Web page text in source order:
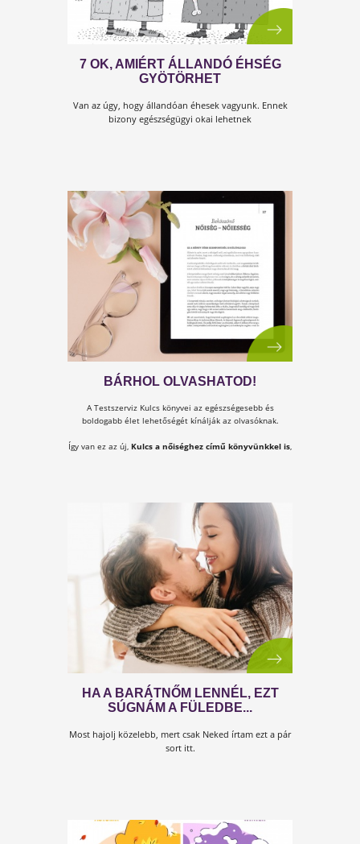
A MELLRÁKSZŰRÉS NEM
A rózsaszín szalag a mellrák megelőzés jelképévé
TESTSZERVIZ AKADÉMIAI
TANFOLYAM
Most elsajátíthatod a Testszerviz technológiát egy
GYÖTÖRHET